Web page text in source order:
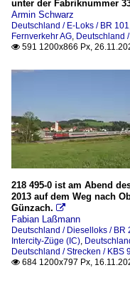
unter der Fabriknummer
Armin Schwarz
Deutschland / E-Loks / BR 101
Fernverkehr AG, Deutschland
 591 1200x866 Px,
218 495-0 ist am Abend
2013 auf dem Weg nach
Günzach. 
Fabian Laßmann
Deutschland / Dieselloks / BR
Intercity-Züge (IC),
Deutschland / Strecken / KBS
 684 1200x797 Px,